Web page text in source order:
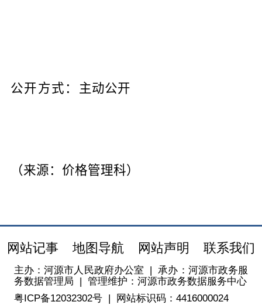
公开方式 ： 主动公开
（来源：价格管理科）
网站记事 地图导航 网站声明 联系我们
主办：河源市人民政府办公室 |承办：河源市政务服
务数据管理局
管理维护：河源市政务数据服务中心
粤ICP备12032302号| 网站标识码：4416000024